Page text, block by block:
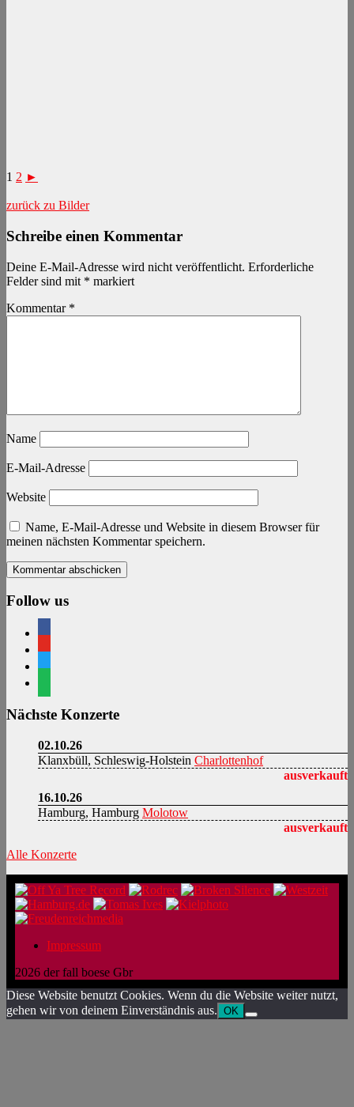
1 2 ►
zurück zu Bilder
Schreibe einen Kommentar
Deine E-Mail-Adresse wird nicht veröffentlicht. Erforderliche
Felder sind mit * markiert
Kommentar *
Name
E-Mail-Adresse
Website
Name, E-Mail-Adresse und Website in diesem Browser für
meinen nächsten Kommentar speichern.
Follow us
Nächste Konzerte
02.10.26
Klanxbüll, Schleswig-Holstein Charlottenhof
ausverkauft
16.10.26
Hamburg, Hamburg Molotow
ausverkauft
Alle Konzerte
Impressum
2026 der fall boese Gbr
Diese Website benutzt Cookies. Wenn du die Website weiter nutzt,
gehen wir von deinem Einverständnis aus. OK